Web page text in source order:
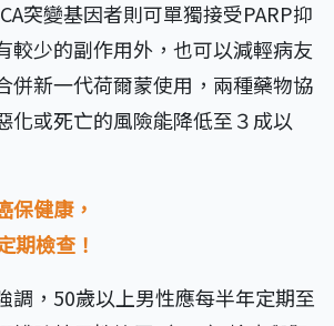
突變基因者則可單獨接受PARP抑
較少的副作用外，也可以減輕病友
併新一代荷爾蒙使用，兩種藥物協
化或死亡的風險能降低至３成以
保健康，
期檢查！
調，50歲以上男性應每半年定期至